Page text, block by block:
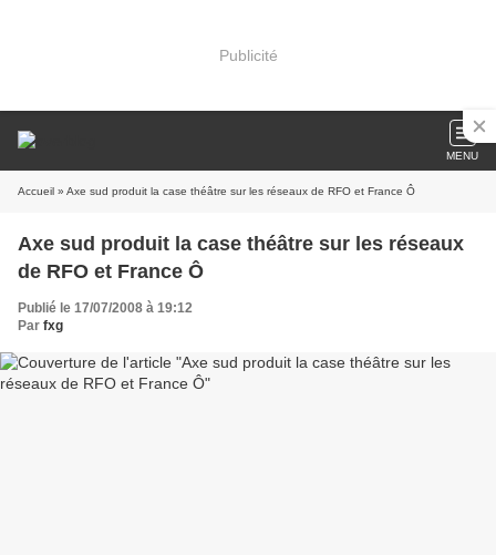
Publicité
MENU
Accueil » Axe sud produit la case théâtre sur les réseaux de RFO et France Ô
Axe sud produit la case théâtre sur les réseaux
de RFO et France Ô
Publié le 17/07/2008 à 19:12
Par fxg